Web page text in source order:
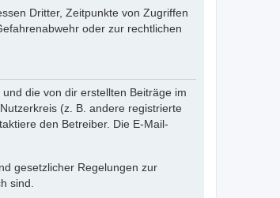
Dritter, Zeitpunkte von Zugriffen
oder zur rechtlichen
die von dir erstellten Beiträge im
(z. B. andere registrierte
den Betreiber. Die E-Mail-
gesetzlicher Regelungen zur
sind.